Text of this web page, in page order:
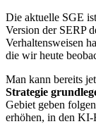
Die aktuelle SGE
Version der SERP
Verhaltensweisen
die wir heute
Man kann bereits
Strategie
Gebiet geben
erhöhen, in den KI-